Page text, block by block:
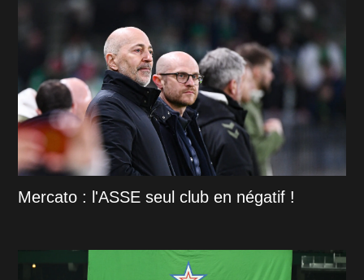
Mercato : l'ASSE seul club en négatif !